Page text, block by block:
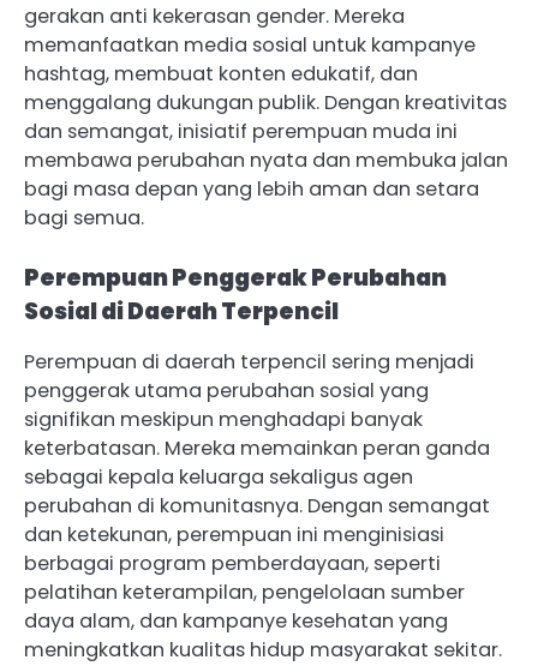
gerakan anti kekerasan gender. Mereka
memanfaatkan media sosial untuk kampanye
hashtag, membuat konten edukatif, dan
menggalang dukungan publik. Dengan kreativitas
dan semangat, inisiatif perempuan muda ini
membawa perubahan nyata dan membuka jalan
bagi masa depan yang lebih aman dan setara
bagi semua.
Perempuan Penggerak Perubahan
Sosial di Daerah Terpencil
Perempuan di daerah terpencil sering menjadi
penggerak utama perubahan sosial yang
signifikan meskipun menghadapi banyak
keterbatasan. Mereka memainkan peran ganda
sebagai kepala keluarga sekaligus agen
perubahan di komunitasnya. Dengan semangat
dan ketekunan, perempuan ini menginisiasi
berbagai program pemberdayaan, seperti
pelatihan keterampilan, pengelolaan sumber
daya alam, dan kampanye kesehatan yang
meningkatkan kualitas hidup masyarakat sekitar.